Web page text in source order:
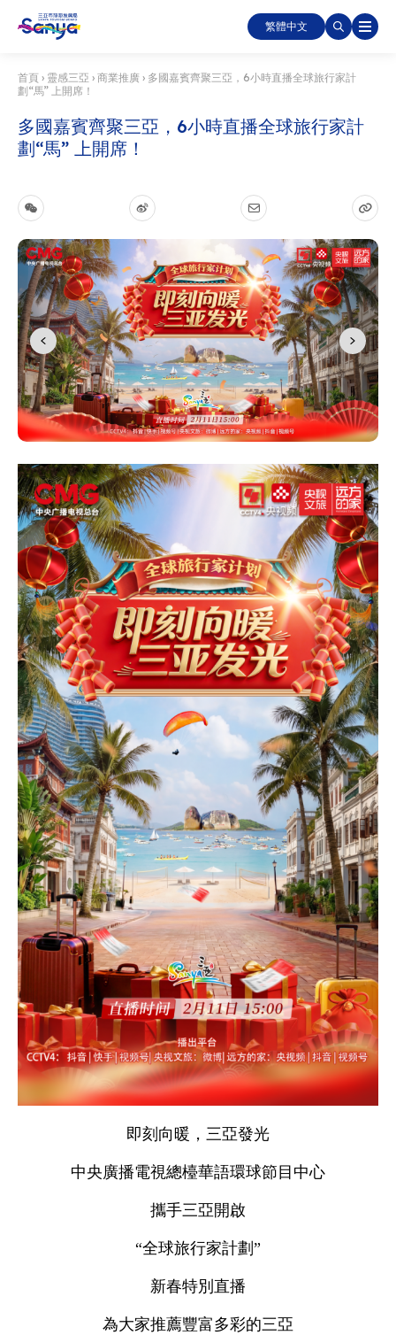
繁體中文
首頁 › 靈感三亞 › 商業推廣 › 多國嘉賓齊聚三亞，6小時直播全球旅行家計
劃“馬” 上開席！
多國嘉賓齊聚三亞，6小時直播全球旅行家計
劃“馬” 上開席！
即刻向暖，三亞發光
中央廣播電視總檯華語環球節目中心
攜手三亞開啟
“全球旅行家計劃”
新春特別直播
為大家推薦豐富多彩的三亞